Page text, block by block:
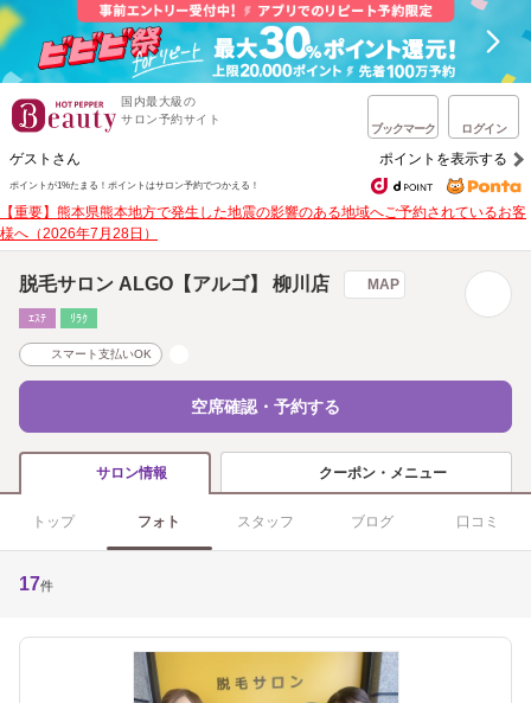
国内最大級の
サロン予約サイト
ブックマーク ログイン
ゲストさん ポイントを表示する
ポイントが1%たまる！ ポイントはサロン予約でつかえる！
【重要】熊本県熊本地方で発生した地震の影響のある地域へご予約されているお客
様へ（2026年7月28日）
脱毛サロン ALGO【アルゴ】 柳川店 MAP
ｴｽﾃ ﾘﾗｸ
スマート支払いOK
空席確認・予約する
サロン情報 クーポン・メニュー
トップ フォト スタッフ ブログ 口コミ
17件